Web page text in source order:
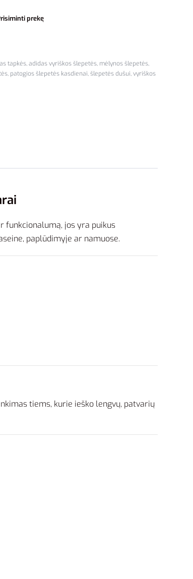
prekę
tapkės,adidas vyriškos šlepetės, mėlynos šlepetės,
, patogios šlepetės kasdienai,šlepetės dušui,vyriškos
funkcionalumą, jos yra puikus
paplūdimyje ar namuose.
tiems, kurie ieško lengvų, patvarių